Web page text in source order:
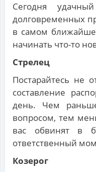
Сегодня
долговременных
в самом
начинать что-то
Стрелец
Постарайтесь не
составление
день. Чем
вопросом, тем
вас обвинят в
ответственный
Козерог